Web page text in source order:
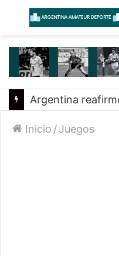
Menú
Inicio /Juegos